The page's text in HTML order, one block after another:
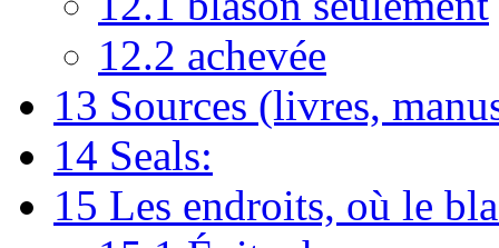
12.2 achevée
13 Sources (livres,
14 Seals:
15 Les endroits, où le